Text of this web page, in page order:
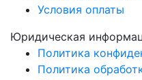
Условия оплаты
Юридическая
Политика
Политика